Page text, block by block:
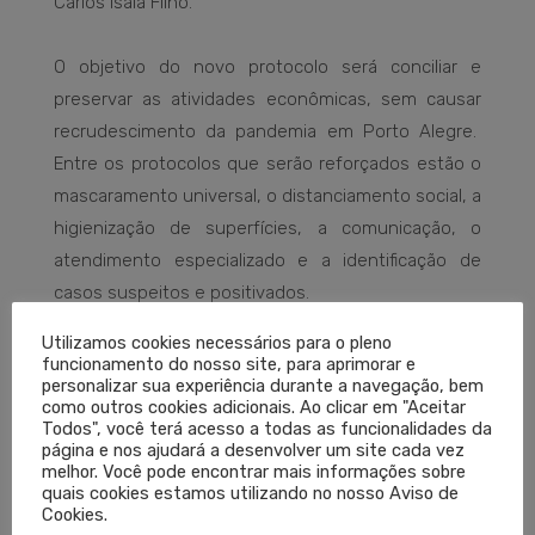
O objetivo do novo protocolo será conciliar e
preservar as atividades econômicas, sem causar
recrudescimento da pandemia em Porto Alegre.
Entre os protocolos que serão reforçados estão o
mascaramento universal, o distanciamento social, a
higienização de superfícies, a comunicação, o
atendimento especializado e a identificação de
casos suspeitos e positivados.
Também serão tomadas medidas para maior
segurança no transporte público, ambientes de
trabalho, cuidados nos refeitórios, sanitários e
vestiários e no transporte de trabalhadores. Serão
ampliadas medidas como a capacidade de lotação
tolerada em clubes, academias, escolas,
Utilizamos cookies necessários para o pleno
funcionamento do nosso site, para aprimorar e
personalizar sua experiência durante a navegação, bem
como outros cookies adicionais. Ao clicar em "Aceitar
Todos", você terá acesso a todas as funcionalidades da
página e nos ajudará a desenvolver um site cada vez
melhor. Você pode encontrar mais informações sobre
quais cookies estamos utilizando no nosso Aviso de
Cookies.